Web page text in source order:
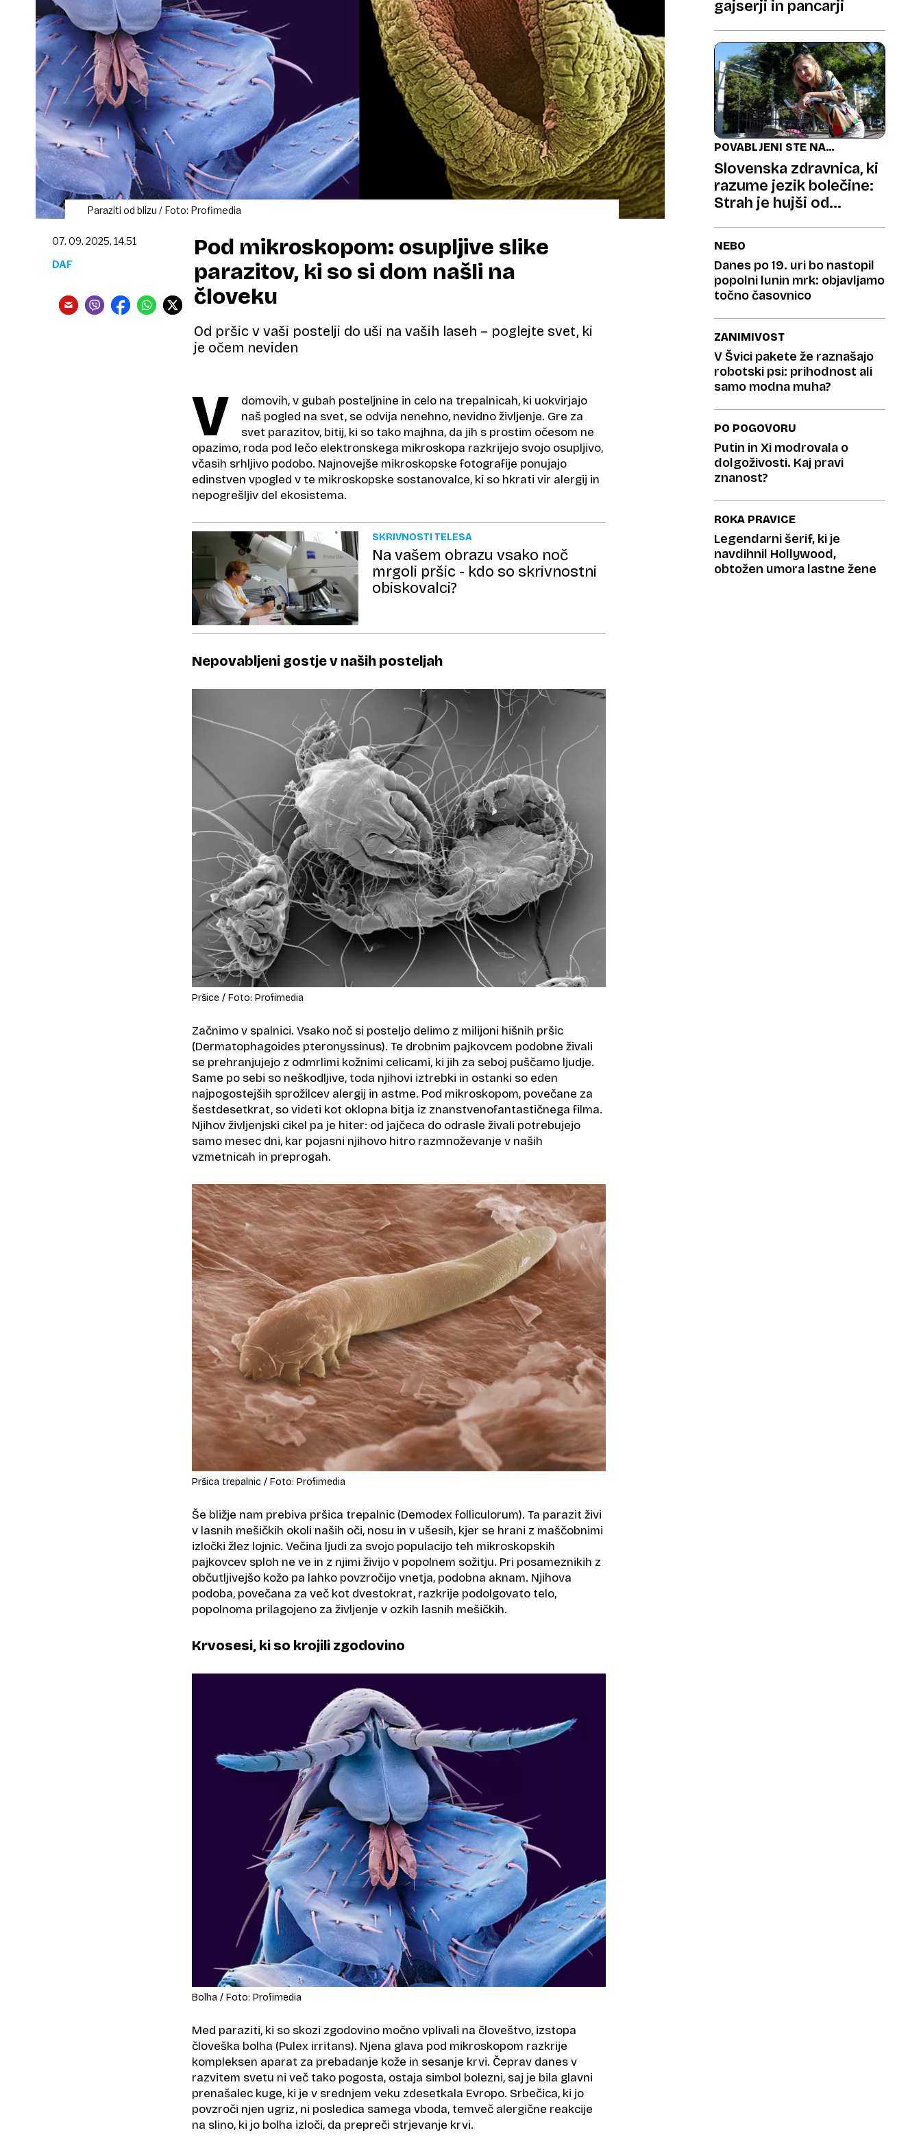
Paraziti od blizu / Foto: Profimedia
Pod mikroskopom: osupljive slike
parazitov, ki so si dom našli na
človeku
Od pršic v vaši postelji do uši na vaših laseh – poglejte svet, ki
je očem neviden
07. 09. 2025, 14.51
DAF
V
domovih, v gubah posteljnine in celo na trepalnicah, ki uokvirjajo
naš pogled na svet, se odvija nenehno, nevidno življenje. Gre za
svet parazitov, bitij, ki so tako majhna, da jih s prostim očesom ne
opazimo, roda pod lečo elektronskega mikroskopa razkrijejo svojo osupljivo,
včasih srhljivo podobo. Najnovejše mikroskopske fotografije ponujajo
edinstven vpogled v te mikroskopske sostanovalce, ki so hkrati vir alergij in
nepogrešljiv del ekosistema.
SKRIVNOSTI TELESA
Na vašem obrazu vsako noč
mrgoli pršic - kdo so skrivnostni
obiskovalci?
Nepovabljeni gostje v naših posteljah
Pršice / Foto: Profimedia
Začnimo v spalnici. Vsako noč si posteljo delimo z milijoni hišnih pršic
(Dermatophagoides pteronyssinus). Te drobnim pajkovcem podobne živali
se prehranjujejo z odmrlimi kožnimi celicami, ki jih za seboj puščamo ljudje.
Same po sebi so neškodljive, toda njihovi iztrebki in ostanki so eden
najpogostejših sprožilcev alergij in astme. Pod mikroskopom, povečane za
šestdesetkrat, so videti kot oklopna bitja iz znanstvenofantastičnega filma.
Njihov življenjski cikel pa je hiter: od jajčeca do odrasle živali potrebujejo
samo mesec dni, kar pojasni njihovo hitro razmnoževanje v naših
vzmetnicah in preprogah.
Pršica trepalnic / Foto: Profimedia
Še bližje nam prebiva pršica trepalnic (Demodex folliculorum). Ta parazit živi
v lasnih mešičkih okoli naših oči, nosu in v ušesih, kjer se hrani z maščobnimi
izločki žlez lojnic. Večina ljudi za svojo populacijo teh mikroskopskih
pajkovcev sploh ne ve in z njimi živijo v popolnem sožitju. Pri posameznikih z
občutljivejšo kožo pa lahko povzročijo vnetja, podobna aknam. Njihova
podoba, povečana za več kot dvestokrat, razkrije podolgovato telo,
popolnoma prilagojeno za življenje v ozkih lasnih mešičkih.
Krvosesi, ki so krojili zgodovino
Bolha / Foto: Profimedia
Med paraziti, ki so skozi zgodovino močno vplivali na človeštvo, izstopa
človeška bolha (Pulex irritans). Njena glava pod mikroskopom razkrije
kompleksen aparat za prebadanje kože in sesanje krvi. Čeprav danes v
razvitem svetu ni več tako pogosta, ostaja simbol bolezni, saj je bila glavni
prenašalec kuge, ki je v srednjem veku zdesetkala Evropo. Srbečica, ki jo
povzroči njen ugriz, ni posledica samega vboda, temveč alergične reakcije
na slino, ki jo bolha izloči, da prepreči strjevanje krvi.
gajserji in pancarji
POVABLJENI STE NA
KAVO
Slovenska zdravnica, ki
razume jezik bolečine:
Strah je hujši od
NEBO
Danes po 19. uri bo nastopil
popolni lunin mrk: objavljamo
točno časovnico
ZANIMIVOST
V Švici pakete že raznašajo
robotski psi: prihodnost ali
samo modna muha?
PO POGOVORU
Putin in Xi modrovala o
dolgoživosti. Kaj pravi
znanost?
ROKA PRAVICE
Legendarni šerif, ki je
navdihnil Hollywood,
obtožen umora lastne žene